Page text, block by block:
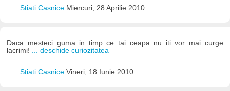
Stiati Casnice Miercuri, 28 Aprilie 2010
Daca mesteci guma in timp ce tai ceapa nu iti vor mai curge
lacrimi! ... deschide curiozitatea
Stiati Casnice Vineri, 18 Iunie 2010